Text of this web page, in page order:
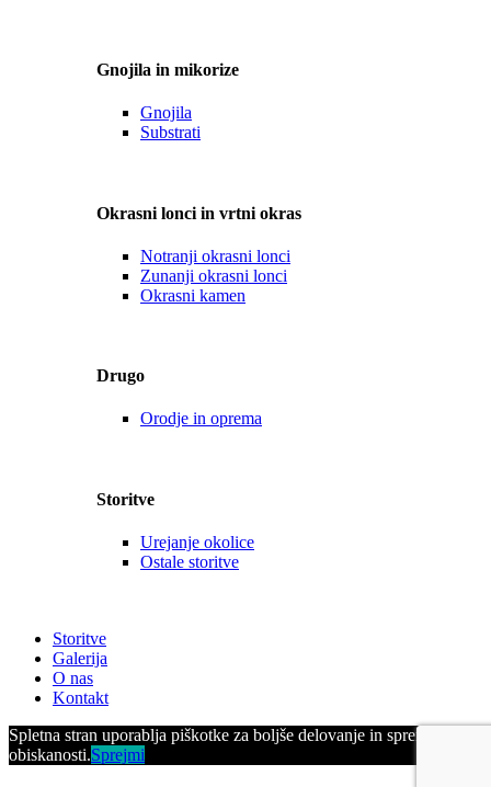
Gnojila in mikorize
Gnojila
Substrati
Okrasni lonci in vrtni okras
Notranji okrasni lonci
Zunanji okrasni lonci
Okrasni kamen
Drugo
Orodje in oprema
Storitve
Urejanje okolice
Ostale storitve
Storitve
Galerija
O nas
Kontakt
Spletna stran uporablja piškotke za boljše delovanje in spremljanje
obiskanosti.Sprejmi